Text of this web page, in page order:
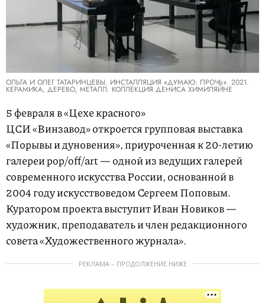
ОЛЬГА И ОЛЕГ ТАТАРИНЦЕВЫ. ИНСТАЛЛЯЦИЯ «ДУМАЮ: ПРОЧЬ». 2021.
КЕРАМИКА, ДЕРЕВО, МЕТАЛЛ. КОЛЛЕКЦИЯ ДЕНИСА ХИМИЛЯЙНЕ
5 февраля в «Цехе красного»
ЦСИ «Винзавод» откроется групповая выставка
«Порывы и дуновения», приуроченная к 20-летию
галереи pop/off/art — одной из ведущих галерей
современного искусства России, основанной в
2004 году искусствоведом Сергеем Поповым.
Куратором проекта выступит Иван Новиков —
художник, преподаватель и член редакционного
совета «Художественного журнала».
РЕКЛАМА – ПРОДОЛЖЕНИЕ НИЖЕ